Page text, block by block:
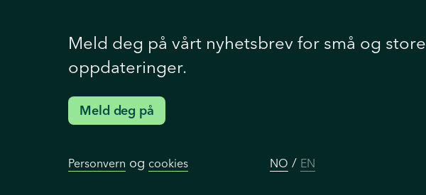
Meld deg på vårt nyhetsbrev for små og store
oppdateringer.
Meld deg på
Personvern og cookies NO / EN